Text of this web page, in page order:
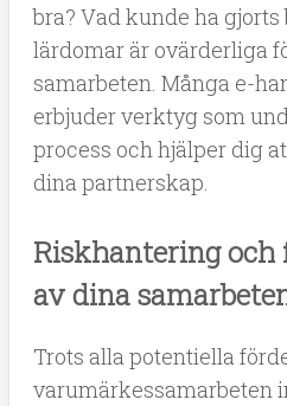
bra? Vad kunde ha gjorts
lärdomar är ovärderliga
samarbeten. Många e-
erbjuder verktyg som
process och hjälper dig
dina partnerskap.
Riskhantering
av dina
Trots alla potentiella
varumärkessamarbeten